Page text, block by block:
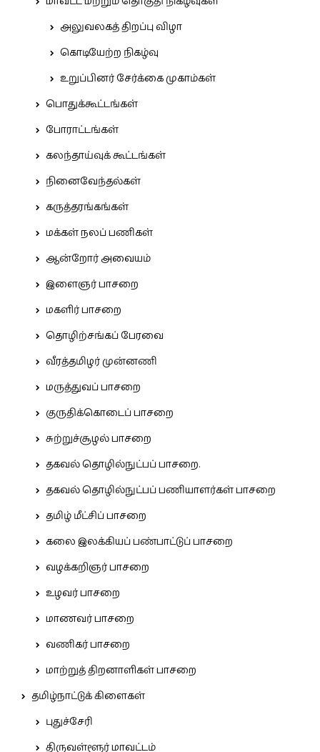
அலுவலகத் திறப்பு விழா
கொடியேற்ற நிகழ்வு
உறுப்பினர் சேர்க்கை முகாம்கள்
பொதுக்கூட்டங்கள்
போராட்டங்கள்
கலந்தாய்வுக் கூட்டங்கள்
நினைவேந்தல்கள்
கருத்தரங்கங்கள்
மக்கள் நலப் பணிகள்
ஆன்றோர் அவையம்
இளைஞர் பாசறை
மகளிர் பாசறை
தொழிற்சங்கப் பேரவை
வீரத்தமிழர் முன்னணி
மருத்துவப் பாசறை
குருதிக்கொடைப் பாசறை
சுற்றுச்சூழல் பாசறை
தகவல் தொழில்நுட்பப் பாசறை.
தகவல் தொழில்நுட்பப் பணியாளர்கள் பாசறை
தமிழ் மீட்சிப் பாசறை
கலை இலக்கியப் பண்பாட்டுப் பாசறை
வழக்கறிஞர் பாசறை
உழவர் பாசறை
மாணவர் பாசறை
வணிகர் பாசறை
மாற்றுத் திறனாளிகள் பாசறை
தமிழ்நாட்டுக் கிளைகள்
புதுச்சேரி
திருவள்ளூர் மாவட்டம்